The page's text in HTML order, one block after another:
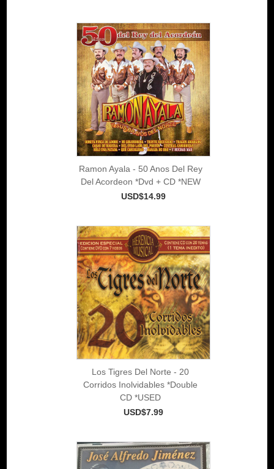
Ramon Ayala - 50 Anos Del Rey
Del Acordeon *Dvd + CD *NEW
USD$14.99
Los Tigres Del Norte - 20
Corridos Inolvidables *Double
CD *USED
USD$7.99